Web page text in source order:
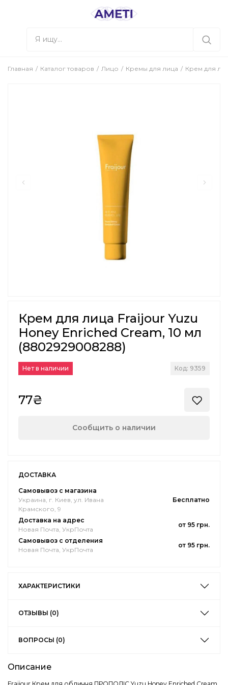
Главная Каталог товаров Лицо Кремы для лица Крем для
Крем для лица Fraijour Yuzu
Honey Enriched Cream, 10 мл
(8802929008288)
Нет в наличии Код: 9359
77₴
Сообщить о наличии
ДОСТАВКА
Самовывоз с магазина
Украина, г. Киев, ул. Ивана
Крамского, 9
Бесплатно
Доставка на адрес
Новая Почта, УкрПочта
от 95 грн.
Самовывоз с отделения
Новая Почта, УкрПочта
от 95 грн.
ХАРАКТЕРИСТИКИ
ОТЗЫВЫ (0)
ВОПРОСЫ (0)
Описание